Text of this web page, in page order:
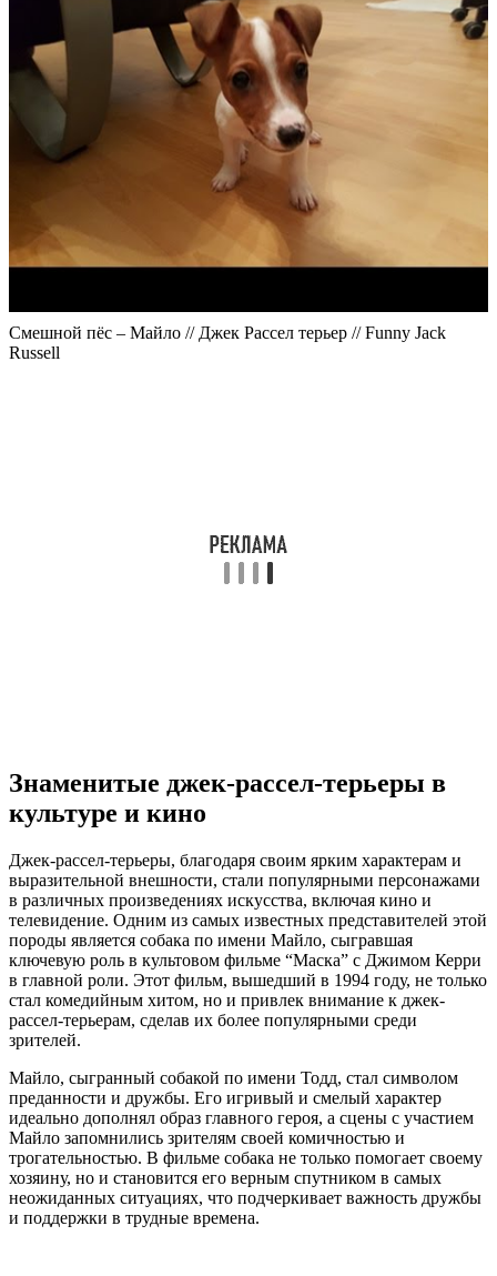
Смешной пёс – Майло // Джек Рассел терьер // Funny Jack
Russell
Знаменитые джек-рассел-терьеры в
культуре и кино
Джек-рассел-терьеры, благодаря своим ярким характерам и
выразительной внешности, стали популярными персонажами
в различных произведениях искусства, включая кино и
телевидение. Одним из самых известных представителей этой
породы является собака по имени Майло, сыгравшая
ключевую роль в культовом фильме “Маска” с Джимом Керри
в главной роли. Этот фильм, вышедший в 1994 году, не только
стал комедийным хитом, но и привлек внимание к джек-
рассел-терьерам, сделав их более популярными среди
зрителей.
Майло, сыгранный собакой по имени Тодд, стал символом
преданности и дружбы. Его игривый и смелый характер
идеально дополнял образ главного героя, а сцены с участием
Майло запомнились зрителям своей комичностью и
трогательностью. В фильме собака не только помогает своему
хозяину, но и становится его верным спутником в самых
неожиданных ситуациях, что подчеркивает важность дружбы
и поддержки в трудные времена.